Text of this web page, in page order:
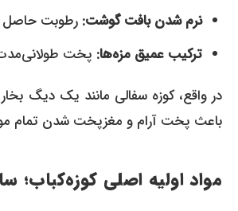
نرم شدن بافت گوشت: رطوبت حاصل
ترکیب عمیق مزه‌ها: پخت طولانی‌مدت
در واقع، کوزه سفالی مانند یک دیگ
باعث پخت آرام و مغزپخت شدن تمام
مواد اولیه اصلی